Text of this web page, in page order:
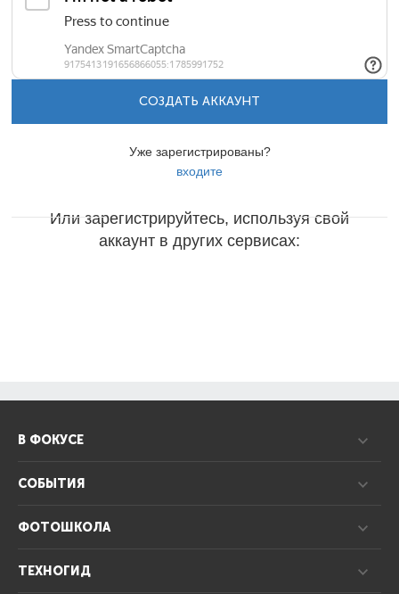
СОЗДАТЬ АККАУНТ
Уже зарегистрированы?
входите
Или зарегистрируйтесь, используя свой
аккаунт в других сервисах:
В ФОКУСЕ
СОБЫТИЯ
ФОТОШКОЛА
ТЕХНОГИД